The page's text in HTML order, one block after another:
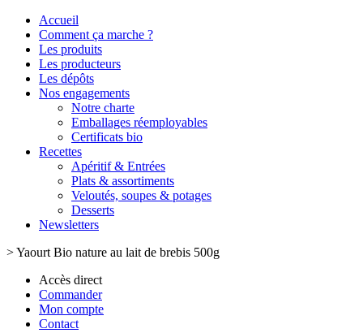
Accueil
Comment ça marche ?
Les produits
Les producteurs
Les dépôts
Nos engagements
Notre charte
Emballages réemployables
Certificats bio
Recettes
Apéritif & Entrées
Plats & assortiments
Veloutés, soupes & potages
Desserts
Newsletters
>Yaourt Bio nature au lait de brebis 500g
Accès direct
Commander
Mon compte
Contact